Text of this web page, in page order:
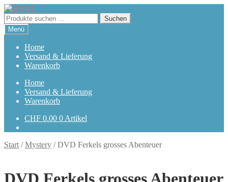
Zur
Navigation
springen
Zum
Inhalt
springen
Suchen
nach:
Suchen
Menü
Home
Versand & Lieferung
Warenkorb
Home
Versand & Lieferung
Warenkorb
CHF 0.00 0 Artikel
Start /Mystery /DVD Ferkels grosses Abenteuer